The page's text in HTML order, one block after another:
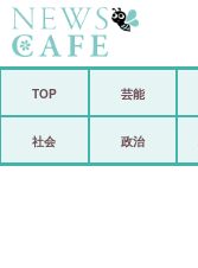
TOP 芸能
社会 政治